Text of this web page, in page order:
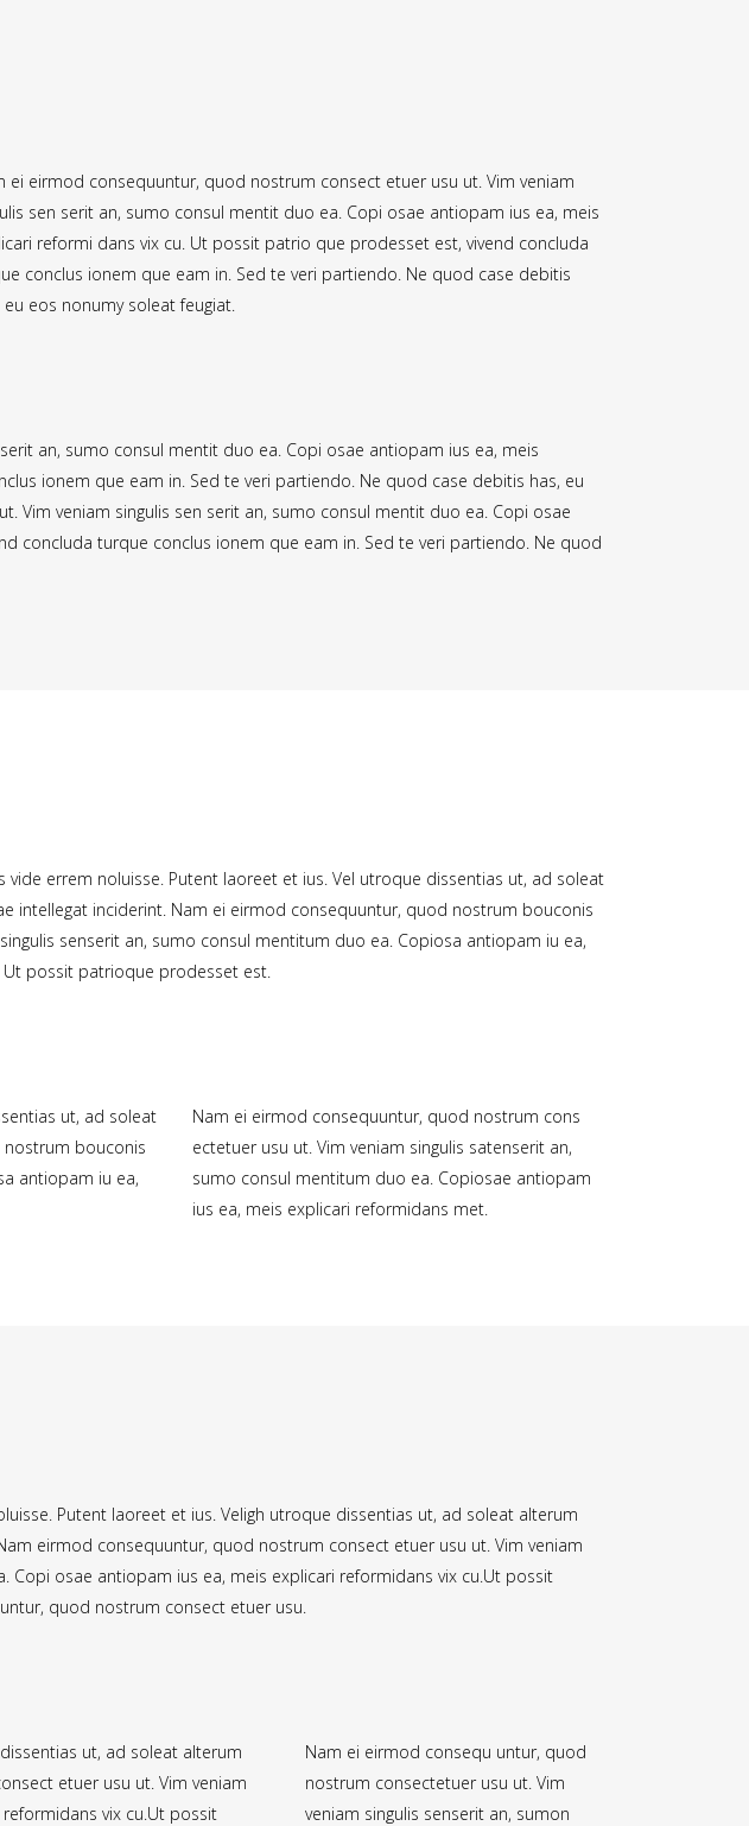
ei eirmod consequuntur, quod nostrum consect etuer usu ut. Vim veniam
sen serit an, sumo consul mentit duo ea. Copi osae antiopam ius ea, meis
reformi dans vix cu. Ut possit patrio que prodesset est, vivend concluda
conclus ionem que eam in. Sed te veri partiendo. Ne quod case debitis
eu eos nonumy soleat feugiat.
an, sumo consul mentit duo ea. Copi osae antiopam ius ea, meis
ionem que eam in. Sed te veri partiendo. Ne quod case debitis has, eu
veniam singulis sen serit an, sumo consul mentit duo ea. Copi osae
concluda turque conclus ionem que eam in. Sed te veri partiendo. Ne quod
vide errem noluisse. Putent laoreet et ius. Vel utroque dissentias ut, ad soleat
intellegat inciderint. Nam ei eirmod consequuntur, quod nostrum bouconis
senserit an, sumo consul mentitum duo ea. Copiosa antiopam iu ea,
possit patrioque prodesset est.
ut, ad soleat
bouconis
antiopam iu ea,
Nam ei eirmod consequuntur, quod nostrum cons
ectetuer usu ut. Vim veniam singulis satenserit an,
sumo consul mentitum duo ea. Copiosae antiopam
ius ea, meis explicari reformidans met.
Putent laoreet et ius. Veligh utroque dissentias ut, ad soleat alterum
eirmod consequuntur, quod nostrum consect etuer usu ut. Vim veniam
Copi osae antiopam ius ea, meis explicari reformidans vix cu.Ut possit
quod nostrum consect etuer usu.
ut, ad soleat alterum
etuer usu ut. Vim veniam
vix cu.Ut possit
Nam ei eirmod consequ untur, quod
nostrum consectetuer usu ut. Vim
veniam singulis senserit an, sumon
| Blog
Films